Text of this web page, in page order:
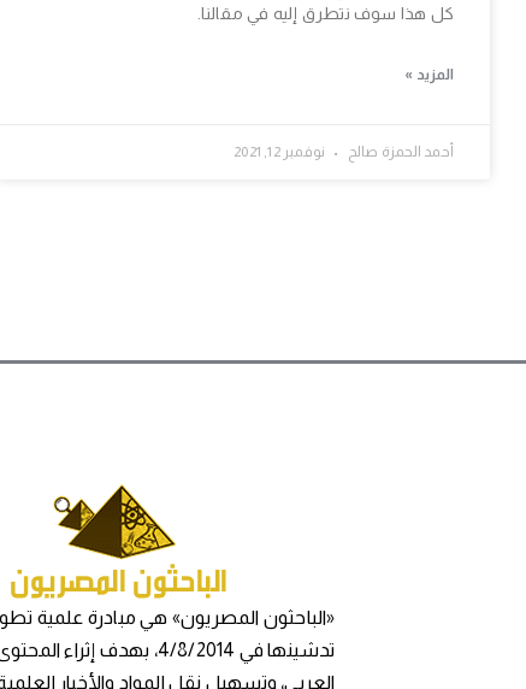
كل هذا سوف نتطرق إليه في مقالنا.
المزيد »
أحمد الحمزة صالح نوفمبر 12, 2021
«الباحثون المصريون» هي مبادرة علمية
تدشينها في 4/8/2014، بهدف إثراء
العربي، وتسهيل نقل المواد والأخبار